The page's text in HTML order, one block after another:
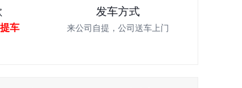
车
发车方式
来公司自提，公司送车上门